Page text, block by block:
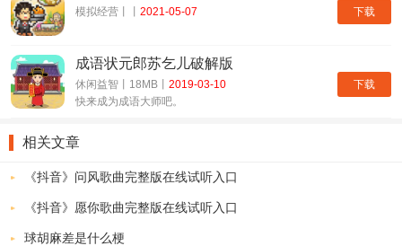
张EP;应援第三名的代言人R1SE夏之光可获得一颗行星的命名权，拥
有个人专属的“起源星球”(名称可由该代言人自定义)。
参与过应援的玩家们，可以在应援结束后领取各自阵营的专属壕
礼，应援排行榜第一的玩家还有独家的代言人同款服装与签名照相送!
下载
模拟经营丨丨 2021-05-07
下载
成语状元郎苏乞儿破解版
休闲益智丨18MB丨 2019-03-10
快来成为成语大师吧。
相关文章
《抖音》问风歌曲完整版在线试听入口
《抖音》愿你歌曲完整版在线试听入口
球胡麻差是什么梗